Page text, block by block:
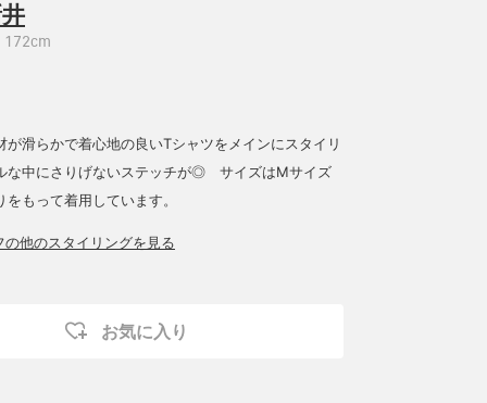
172cm
が滑らかで着心地の良いTシャツをメインにスタイリ
な中にさりげないステッチが◎ サイズはMサイズ
もって着用しています。
の他のスタイリングを見る
お気に入り